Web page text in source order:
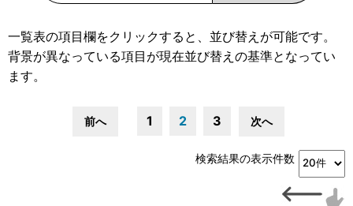
一覧表の項目欄をクリックすると、並び替えが可能です。
背景が異なっている項目が現在並び替えの基準となってい
ます。
前へ 1 2 3 次へ
検索結果の表示件数